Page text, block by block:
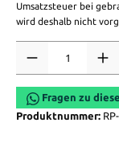
Umsatzsteuer bei
wird deshalb nicht
Fragen zu
Produktnummer: